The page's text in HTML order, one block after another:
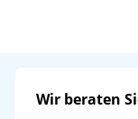
Wir beraten